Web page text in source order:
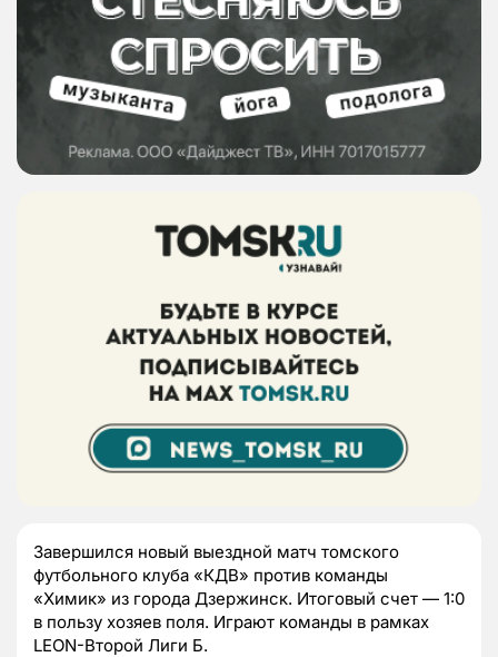
Завершился новый выездной матч томского
футбольного клуба «КДВ» против команды
«Химик» из города Дзержинск. Итоговый счет — 1:0
в пользу хозяев поля. Играют команды в рамках
LEON-Второй Лиги Б.